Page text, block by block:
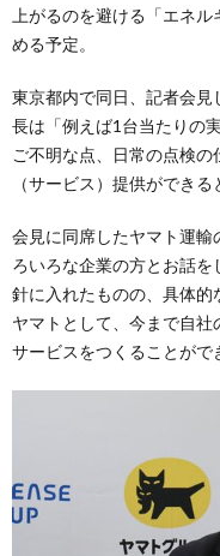
上がるのを避ける「エネ
める予定。
東京都内で同日、記者会
長は「例えば1台当たりの
ご不明な点、日常の点検の
（サービス）提供ができる
会見に同席したヤマト運
ろいろな企業の方とお話
針に入れたものの、具体的
ヤマトとして、今まで自
サービスをつくることがで